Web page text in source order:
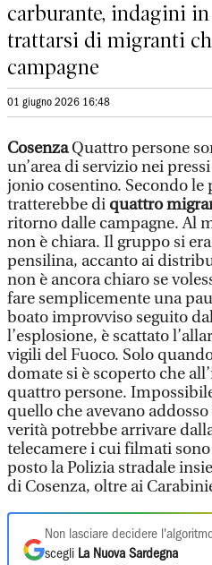
carburante, indagini
trattarsi di migranti
campagne
01 giugno 2026 16:48
CosenzaQuattro persone
un’area di servizio nei
jonio cosentino. Secondo
tratterebbe di quattro
ritorno dalle campagne. Al
non è chiara. Il gruppo si
pensilina, accanto ai
non è ancora chiaro se
fare semplicemente una
boato improvviso seguito
l’esplosione, è scattato
vigili del Fuoco. Solo
domate si è scoperto che
quattro persone.
quello che avevano
verità potrebbe arrivare
telecamere i cui filmati
posto la Polizia stradale
di Cosenza, oltre ai
Non lasciare decidere
scegli La Nuova Sardegna